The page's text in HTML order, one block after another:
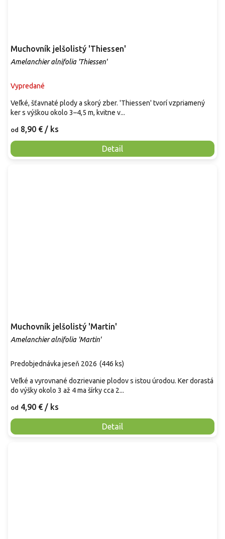
Muchovník jelšolistý 'Thiessen'
Amelanchier alnifolia 'Thiessen'
Vypredané
od 8,90 € / ks
Detail
Veľké, šťavnaté plody a skorý zber. 'Thiessen' tvorí vzpriamený
ker s výškou okolo 3–4,5 m, kvitne v...
Muchovník jelšolistý 'Martin'
Amelanchier alnifolia 'Martin'
Predobjednávka jeseň 2026 (446 ks)
od 4,90 € / ks
Detail
Veľké a vyrovnané dozrievanie plodov s istou úrodou. Ker dorastá
do výšky okolo 3 až 4 ma šírky cca 2...